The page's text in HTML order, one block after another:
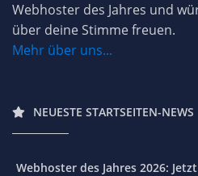
Webhoster des Jahres und
über deine Stimme freuen.
Mehr über uns...
NEUESTE STARTSEITEN-NEWS
Webhoster des Jahres 2026: